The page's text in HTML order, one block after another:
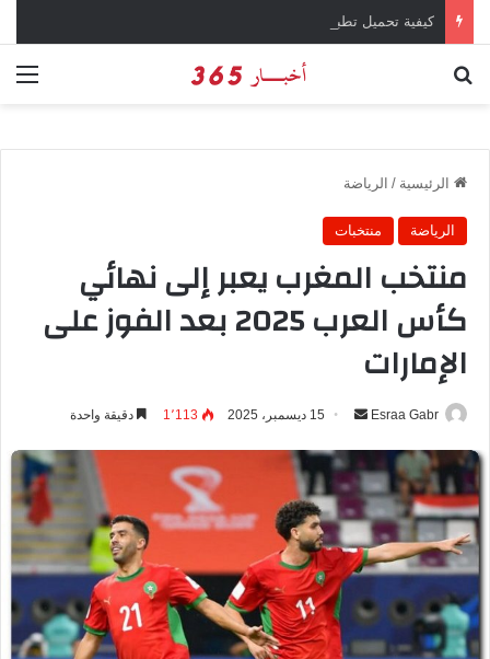
كيفية تحميل تطبيق تيمو temu للتسوق الإلكتروني عبر الإنترنت
الرئيسية / الرياضة
الرياضة منتخبات
منتخب المغرب يعبر إلى نهائي
كأس العرب 2025 بعد الفوز على
الإمارات
Esraa Gabr
س
ل
ب
ر
ي
ا
إ
15 ديسمبر، 2025 1٬113 دقيقة واحدة